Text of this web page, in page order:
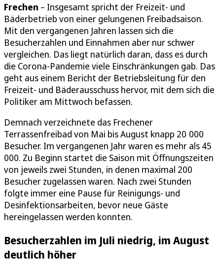
Frechen – Insgesamt spricht der Freizeit- und
Bäderbetrieb von einer gelungenen Freibadsaison.
Mit den vergangenen Jahren lassen sich die
Besucherzahlen und Einnahmen aber nur schwer
vergleichen. Das liegt natürlich daran, dass es durch
die Corona-Pandemie viele Einschränkungen gab. Das
geht aus einem Bericht der Betriebsleitung für den
Freizeit- und Bäderausschuss hervor, mit dem sich die
Politiker am Mittwoch befassen.
Demnach verzeichnete das Frechener
Terrassenfreibad von Mai bis August knapp 20 000
Besucher. Im vergangenen Jahr waren es mehr als 45
000. Zu Beginn startet die Saison mit Öffnungszeiten
von jeweils zwei Stunden, in denen maximal 200
Besucher zugelassen waren. Nach zwei Stunden
folgte immer eine Pause für Reinigungs- und
Desinfektionsarbeiten, bevor neue Gäste
hereingelassen werden konnten.
Besucherzahlen im Juli niedrig, im August
deutlich höher